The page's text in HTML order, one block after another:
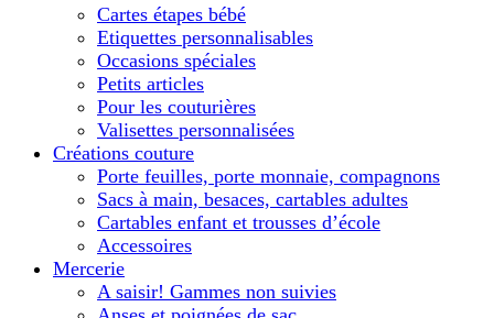
Cartes étapes bébé
Etiquettes personnalisables
Occasions spéciales
Petits articles
Pour les couturières
Valisettes personnalisées
Créations couture
Porte feuilles, porte monnaie, compagnons
Sacs à main, besaces, cartables adultes
Cartables enfant et trousses d’école
Accessoires
Mercerie
A saisir! Gammes non suivies